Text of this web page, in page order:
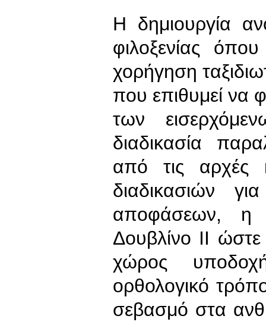
Η δημιουργία
φιλοξενίας
χορήγηση
που επιθυμεί να
των
διαδικασία
από τις αρχές
διαδικασιών
αποφάσεων, η
Δουβλίνο ΙΙ
χώρος
ορθολογικό
σεβασμό στα